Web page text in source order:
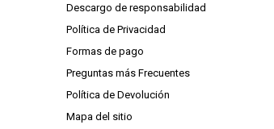
Descargo de responsabilidad
Política de Privacidad
Formas de pago
Preguntas más Frecuentes
Política de Devolución
Mapa del sitio